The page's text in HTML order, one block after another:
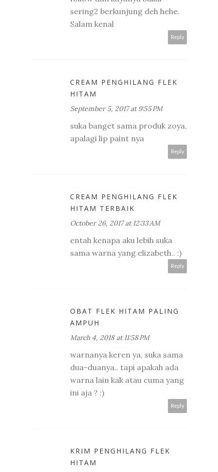
sering2 berkunjung deh hehe.
Salam kenal
Reply
CREAM PENGHILANG FLEK
HITAM
September 5, 2017 at 9:55 PM
suka banget sama produk zoya,
apalagi lip paint nya
Reply
CREAM PENGHILANG FLEK
HITAM TERBAIK
October 26, 2017 at 12:33 AM
entah kenapa aku lebih suka
sama warna yang elizabeth.. :)
Reply
OBAT FLEK HITAM PALING
AMPUH
March 4, 2018 at 11:58 PM
warnanya keren ya, suka sama
dua-duanya.. tapi apakah ada
warna lain kak atau cuma yang
ini aja ? :)
Reply
KRIM PENGHILANG FLEK
HITAM